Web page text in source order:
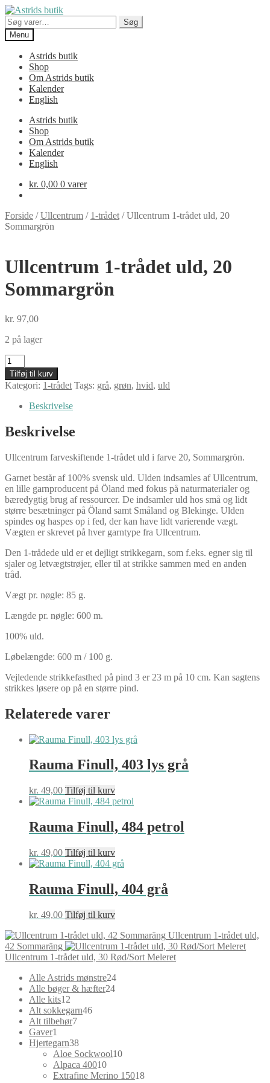
Spring
til
navigation
Spring
til
indhold
Søg
efter:
Søg
Menu
Astrids butik
Shop
Om Astrids butik
Kalender
English
Astrids butik
Shop
Om Astrids butik
Kalender
English
kr. 0,00 0 varer
Forside /Ullcentrum / 1-trådet /Ullcentrum 1-trådet uld, 20
Sommargrön
Ullcentrum 1-trådet uld, 20
Sommargrön
kr. 97,00
2 på lager
Ullcentrum
1-
trådet
uld,
Sommargrön
antal
Tilføj til kurv
Kategori: 1-trådet Tags: grå, grøn, hvid, uld
Beskrivelse
Beskrivelse
Ullcentrum farveskiftende 1-trådet uld i farve 20, Sommargrön.
Garnet består af 100% svensk uld. Ulden indsamles af Ullcentrum,
en lille garnproducent på Öland med fokus på naturmaterialer og
bæredygtig brug af ressourcer. De indsamler uld hos små og lidt
større besætninger på Öland samt Småland og Blekinge. Ulden
spindes og haspes op i fed, der kan have lidt varierende vægt.
Vægten er skrevet på hver garntype fra Ullcentrum.
Den 1-trådede uld er et dejligt strikkegarn, som f.eks. egner sig til
sjaler og letvægtstrøjer, eller til at strikke sammen med en anden
tråd.
Vægt pr. nøgle: 85 g.
Længde pr. nøgle: 600 m.
100% uld.
Løbelængde: 600 m / 100 g.
Vejledende strikkefasthed på pind 3 er 23 m på 10 cm. Kan sagtens
strikkes løsere op på en større pind.
Relaterede varer
Rauma Finull, 403 lys grå
kr. 49,00 Tilføj til kurv
Rauma Finull, 484 petrol
kr. 49,00 Tilføj til kurv
Rauma Finull, 404 grå
kr. 49,00 Tilføj til kurv
Ullcentrum 1-trådet uld,
42 Sommaräng
Ullcentrum 1-trådet uld, 30 Rød/Sort Meleret
Alle Astrids mønstre2424
Alle bøger & hæfter2424
Alle kits12
varer
Alt sokkegarn4646
Alt tilbehør77
Gaver1
vare
Hjertegarn3838
varer
Aloe Sockwool1010
Alpaca 4001010
varer
Extrafine Merino 1501818